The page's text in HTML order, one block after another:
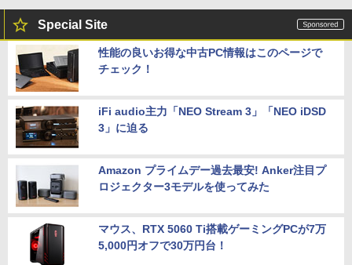
Special Site
性能の良いお得な中古PC情報はこのページで
チェック！
iFi audio主力「NEO Stream 3」「NEO iDSD
3」に迫る
Amazon プライムデー過去最安! Anker注目プ
ロジェクター3モデルを使ってみた
マウス、RTX 5060 Ti搭載ゲーミングPCが7万
5,000円オフで30万円台！